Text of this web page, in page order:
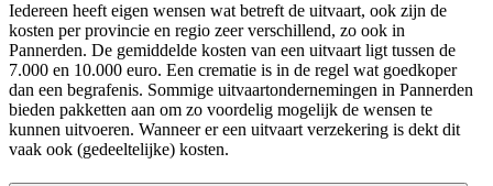
Iedereen heeft eigen wensen wat betreft de uitvaart, ook zijn de
kosten per provincie en regio zeer verschillend, zo ook in
Pannerden. De gemiddelde kosten van een uitvaart ligt tussen de
7.000 en 10.000 euro. Een crematie is in de regel wat goedkoper
dan een begrafenis. Sommige uitvaartondernemingen in Pannerden
bieden pakketten aan om zo voordelig mogelijk de wensen te
kunnen uitvoeren. Wanneer er een uitvaart verzekering is dekt dit
vaak ook (gedeeltelijke) kosten.